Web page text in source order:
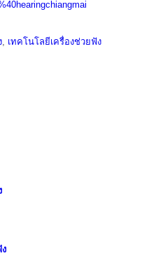
, เทคโนโลยีเครื่องช่วยฟัง